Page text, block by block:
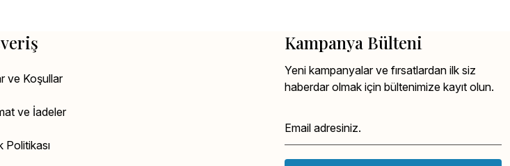
ve Koşullar
ve İadeler
Politikası
Kampanya Bülteni
Yeni kampanyalar ve fırsatlardan ilk siz
haberdar olmak için bültenimize kayıt olun.